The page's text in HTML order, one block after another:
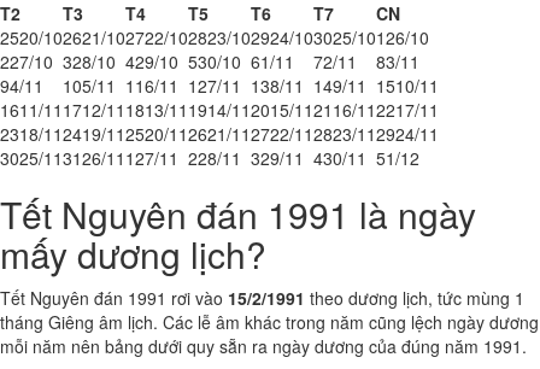
T2
T3 T4 T5 T6 T7
CN
2520/102621/102722/102823/102924/103025/10126/10
227/10 328/10 429/10 530/10 61/11 72/11 83/11
94/11 105/11 116/11 127/11 138/11 149/11 1510/11
1611/11 1712/11 1813/11 1914/112015/1121 16/112217/11
2318/112419/112520/112621/112722/112823/112924/11
3025/113126/11 127/11 228/11 329/11 430/11 51/12
Tết Nguyên đán 1991 là ngày
mấy dương lịch?
Tết Nguyên đán 1991 rơi vào 15/2/1991 theo dương lịch, tức mùng 1
tháng Giêng âm lịch. Các lễ âm khác trong năm cũng lệch ngày dương
mỗi năm nên bảng dưới quy sẵn ra ngày dương của đúng năm 1991.